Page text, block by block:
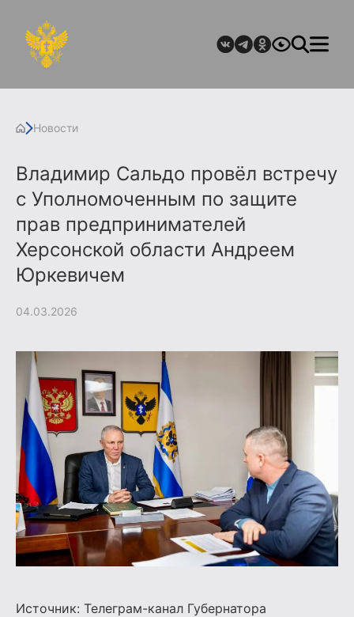
Новости
Владимир Сальдо провёл встречу
с Уполномоченным по защите
прав предпринимателей
Херсонской области Андреем
Юркевичем
04.03.2026
Источник: Телеграм-канал Губернатора